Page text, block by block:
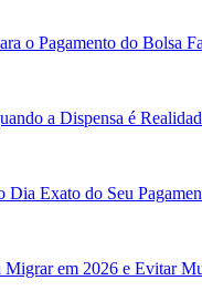
o Pagamento do Bolsa
a Dispensa é
Exato do Seu
em 2026 e Evitar